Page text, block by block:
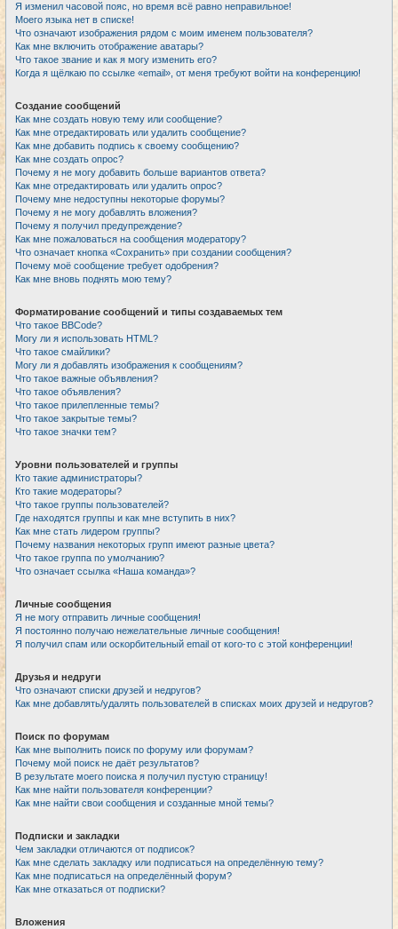
Я изменил часовой пояс, но время всё равно неправильное!
Моего языка нет в списке!
Что означают изображения рядом с моим именем пользователя?
Как мне включить отображение аватары?
Что такое звание и как я могу изменить его?
Когда я щёлкаю по ссылке «email», от меня требуют войти на конференцию!
Создание сообщений
Как мне создать новую тему или сообщение?
Как мне отредактировать или удалить сообщение?
Как мне добавить подпись к своему сообщению?
Как мне создать опрос?
Почему я не могу добавить больше вариантов ответа?
Как мне отредактировать или удалить опрос?
Почему мне недоступны некоторые форумы?
Почему я не могу добавлять вложения?
Почему я получил предупреждение?
Как мне пожаловаться на сообщения модератору?
Что означает кнопка «Сохранить» при создании сообщения?
Почему моё сообщение требует одобрения?
Как мне вновь поднять мою тему?
Форматирование сообщений и типы создаваемых тем
Что такое BBCode?
Могу ли я использовать HTML?
Что такое смайлики?
Могу ли я добавлять изображения к сообщениям?
Что такое важные объявления?
Что такое объявления?
Что такое прилепленные темы?
Что такое закрытые темы?
Что такое значки тем?
Уровни пользователей и группы
Кто такие администраторы?
Кто такие модераторы?
Что такое группы пользователей?
Где находятся группы и как мне вступить в них?
Как мне стать лидером группы?
Почему названия некоторых групп имеют разные цвета?
Что такое группа по умолчанию?
Что означает ссылка «Наша команда»?
Личные сообщения
Я не могу отправить личные сообщения!
Я постоянно получаю нежелательные личные сообщения!
Я получил спам или оскорбительный email от кого-то с этой конференции!
Друзья и недруги
Что означают списки друзей и недругов?
Как мне добавлять/удалять пользователей в списках моих друзей и недругов?
Поиск по форумам
Как мне выполнить поиск по форуму или форумам?
Почему мой поиск не даёт результатов?
В результате моего поиска я получил пустую страницу!
Как мне найти пользователя конференции?
Как мне найти свои сообщения и созданные мной темы?
Подписки и закладки
Чем закладки отличаются от подписок?
Как мне сделать закладку или подписаться на определённую тему?
Как мне подписаться на определённый форум?
Как мне отказаться от подписки?
Вложения